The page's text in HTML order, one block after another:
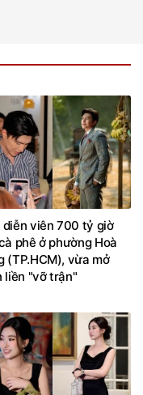
diễn viên 700 tỷ giờ
phê ở phường Hoà
(TP.HCM), vừa mở
liền "vỡ trận"